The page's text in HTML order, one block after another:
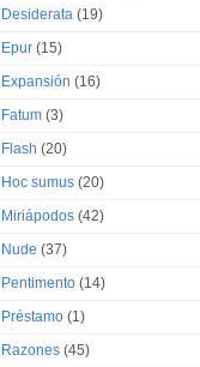
Desiderata (19)
Epur (15)
Expansión (16)
Fatum (3)
Flash (20)
Hoc sumus (20)
Miriápodos (42)
Nude (37)
Pentimento (14)
Préstamo (1)
Razones (45)